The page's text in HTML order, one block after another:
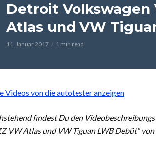
Detroit Volkswagen
Atlas und VW
11. Januar 2017 1 min read
Videos von die autotester anzeigen
findest Du den
VW Atlas und VW Tiguan LWB Debüt“ von